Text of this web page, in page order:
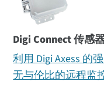
Digi Connect 传感
利用 Digi Axess 的
无与伦比的远程监